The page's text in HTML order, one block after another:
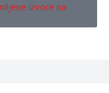
izvore na